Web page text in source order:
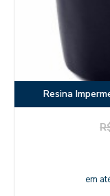
Resina
em